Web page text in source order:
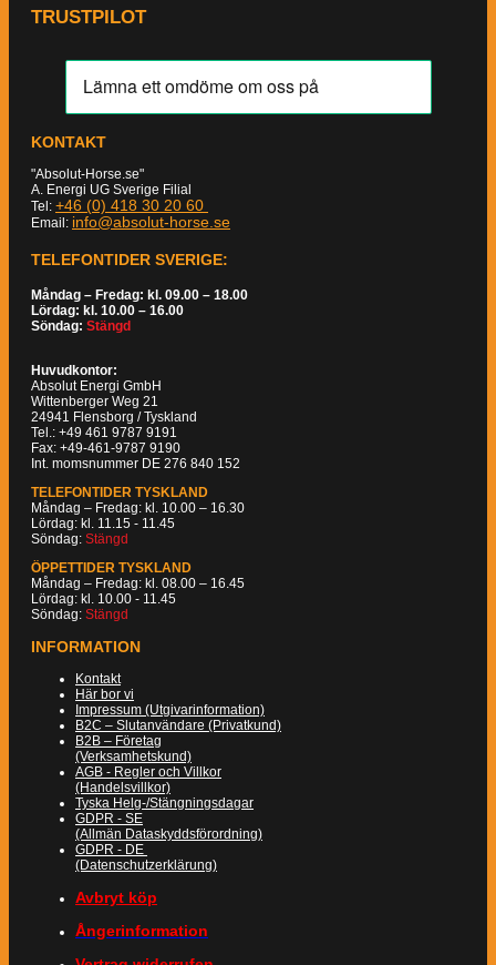
TRUSTPILOT
KONTAKT
"Absolut-Horse.se"
A. Energi UG Sverige Filial
Tel: +46 (0) 418 30 20 60
Email: info@absolut-horse.se
TELEFONTIDER SVERIGE:
Måndag – Fredag: kl. 09.00 – 18.00
Lördag: kl. 10.00 – 16.00
Söndag: Stängd
Huvudkontor:
Absolut Energi GmbH
Wittenberger Weg 21
24941 Flensborg / Tyskland
Tel.: +49 461 9787 9191
Fax: +49-461-9787 9190
Int. momsnummer DE 276 840 152
TELEFONTIDER TYSKLAND
Måndag – Fredag: kl. 10.00 – 16.30
Lördag: kl. 11.15 - 11.45
Söndag: Stängd
ÖPPETTIDER TYSKLAND
Måndag – Fredag: kl. 08.00 – 16.45
Lördag: kl. 10.00 - 11.45
Söndag: Stängd
INFORMATION
Kontakt
Här bor vi
Impressum (Utgivarinformation)
B2C – Slutanvändare (Privatkund)
B2B – Företag
(Verksamhetskund)
AGB - Regler och Villkor
(Handelsvillkor)
Tyska Helg-/Stängningsdagar
GDPR - SE
(Allmän Dataskyddsförordning)
GDPR - DE
(Datenschutzerklärung)
Avbryt köp
Ångerinformation